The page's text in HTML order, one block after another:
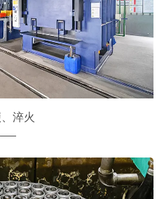
淬火